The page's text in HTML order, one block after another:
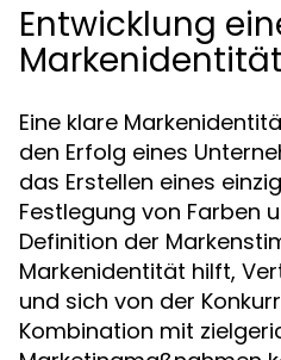
Entwicklung
Markenidentität
Eine klare
den Erfolg eines
das Erstellen eines
Festlegung von Farben
Definition der
Markenidentität hilft,
und sich von der
Kombination mit